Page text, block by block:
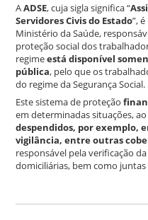
AADSE, cuja sigla significa “
Servidores Civis do Estado”,
Ministério da Saúde,
proteção social dos
regimeestá disponível
pública, pelo que os
do regime da Segurança Social.
Este sistema de proteção
em determinadas situações,
despendidos, por exemplo,
vigilância, entre outras
responsável pela verificação
domiciliárias, bem como juntas